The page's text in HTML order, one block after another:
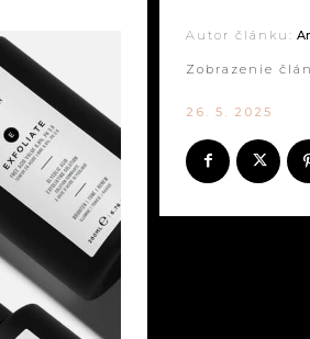
Autor článku:
Zobrazenie
26. 5. 2025